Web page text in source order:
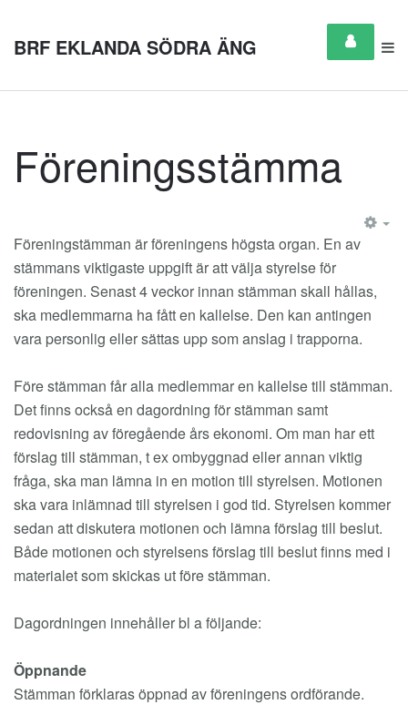
BRF EKLANDA SÖDRA ÄNG
Föreningsstämma
Föreningstämman är föreningens högsta organ. En av
stämmans viktigaste uppgift är att välja styrelse för
föreningen. Senast 4 veckor innan stämman skall hållas,
ska medlemmarna ha fått en kallelse. Den kan antingen
vara personlig eller sättas upp som anslag i trapporna.
Före stämman får alla medlemmar en kallelse till stämman.
Det finns också en dagordning för stämman samt
redovisning av föregående års ekonomi. Om man har ett
förslag till stämman, t ex ombyggnad eller annan viktig
fråga, ska man lämna in en motion till styrelsen. Motionen
ska vara inlämnad till styrelsen i god tid. Styrelsen kommer
sedan att diskutera motionen och lämna förslag till beslut.
Både motionen och styrelsens förslag till beslut finns med i
materialet som skickas ut före stämman.
Dagordningen innehåller bl a följande:
Öppnande
Stämman förklaras öppnad av föreningens ordförande.